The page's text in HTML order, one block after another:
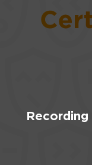
Recording